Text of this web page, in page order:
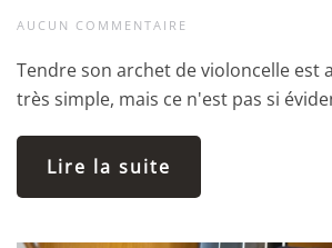
AUCUN COMMENTAIRE
Tendre son archet de violoncelle est
très simple, mais ce n'est pas si
Lire la suite